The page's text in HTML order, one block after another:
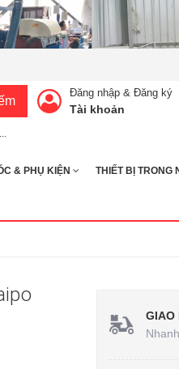
Đăng nhập & Đăng ký
Tài khoản
& PHỤ KIỆN THIẾT BỊ TRONG
GIAO